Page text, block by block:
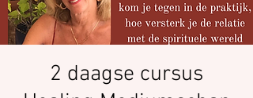
2 daagse cursus